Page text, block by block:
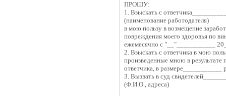
ПРОШУ:
1. Взыскать с
(наименование работодателя)
в мою пользу в возмещение
повреждения моего здоровья по
ежемесячно с "__"___________
2. Взыскать с ответчика в мою
произведенные мною в результате
ответчика, в размере___________
3. Вызвать в суд
(Ф.И.О., адреса)